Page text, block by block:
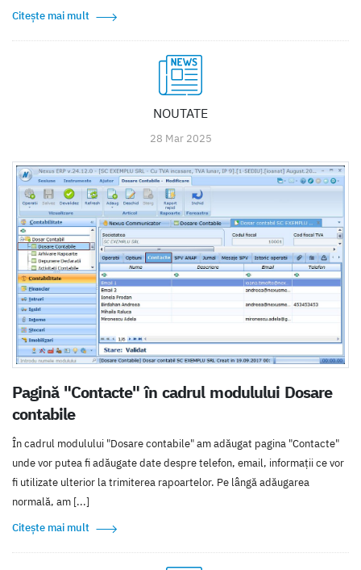
Citește mai mult
NOUTATE
28 Mar 2025
Pagină "Contacte" în cadrul modulului Dosare
contabile
În cadrul modulului "Dosare contabile" am adăugat pagina "Contacte"
unde vor putea fi adăugate date despre telefon, email, informații ce vor
fi utilizate ulterior la trimiterea rapoartelor. Pe lângă adăugarea
normală, am [...]
Citește mai mult